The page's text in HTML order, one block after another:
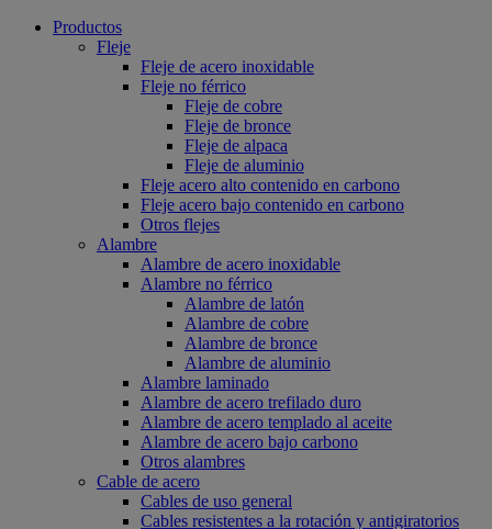
Productos
Fleje
Fleje de acero inoxidable
Fleje no férrico
Fleje de cobre
Fleje de bronce
Fleje de alpaca
Fleje de aluminio
Fleje acero alto contenido en carbono
Fleje acero bajo contenido en carbono
Otros flejes
Alambre
Alambre de acero inoxidable
Alambre no férrico
Alambre de latón
Alambre de cobre
Alambre de bronce
Alambre de aluminio
Alambre laminado
Alambre de acero trefilado duro
Alambre de acero templado al aceite
Alambre de acero bajo carbono
Otros alambres
Cable de acero
Cables de uso general
Cables resistentes a la rotación y antigiratorios